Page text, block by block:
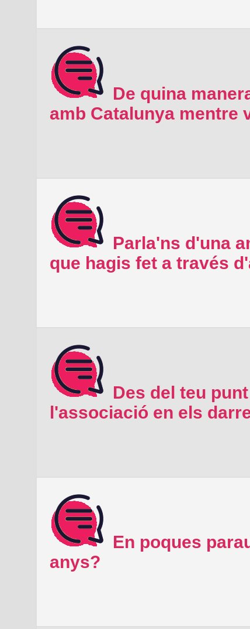
De quina
amb Catalunya mentre
Parla'ns d'una
que hagis fet a través
Des del teu
l'associació en els
En poques
anys?